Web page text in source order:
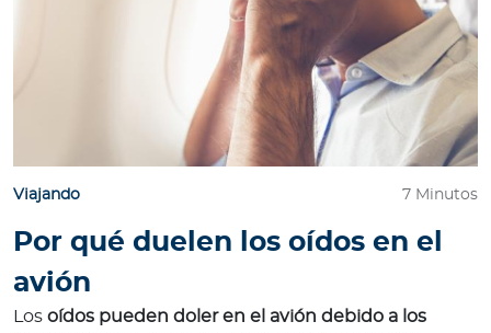
Viajando 7 Minutos
Por qué duelen los oídos en el
avión
Los oídos pueden doler en el avión debido a los